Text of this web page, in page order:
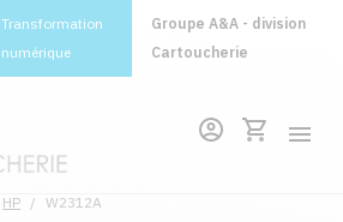
Transformation
numérique
Groupe A&A - division
Cartoucherie
HP / W2312A